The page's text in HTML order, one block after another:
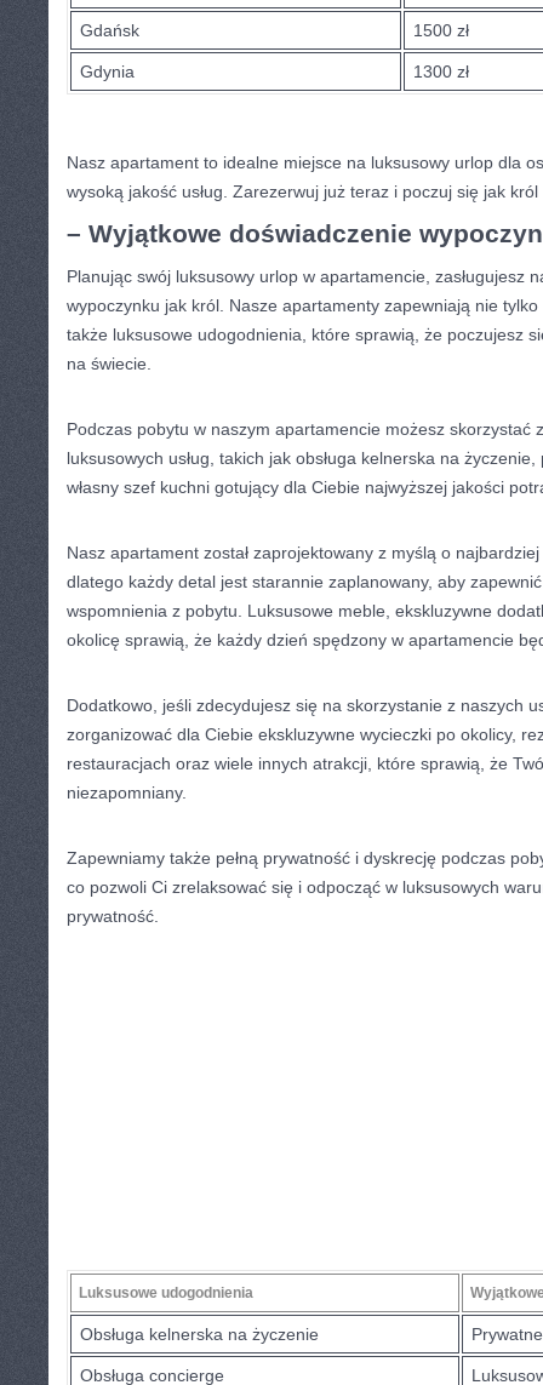
Gdańsk 1500 zł
Gdynia 1300 zł
Nasz apartament‌ to‌ idealne miejsce na​ luksusowy urlop dla
wysoką jakość usług. Zarezerwuj ⁢już ⁤teraz i poczuj się jak
– ⁣Wyjątkowe doświadczenie
Planując ⁤swój luksusowy urlop w apartamencie, zasługujesz
wypoczynku⁢ jak król. ⁤Nasze apartamenty zapewniają nie
także luksusowe⁤ udogodnienia, ⁤które sprawią, że poczujesz
‌na świecie.
Podczas pobytu‍ w naszym apartamencie możesz skorzystać
luksusowych ​usług, takich jak ⁢obsługa ⁣kelnerska na​
własny⁤ szef kuchni gotujący ‍dla Ciebie najwyższej ‌jakości
Nasz‌ apartament został zaprojektowany z myślą o
dlatego każdy⁤ detal​ jest starannie‌ zaplanowany, aby
wspomnienia z pobytu. Luksusowe meble, ekskluzywne
okolicę sprawią,​ że każdy dzień spędzony w apartamencie
Dodatkowo,​ jeśli zdecydujesz się na skorzystanie‌ z ⁤naszych
zorganizować dla Ciebie‍ ekskluzywne⁢ wycieczki po okolicy,
restauracjach ‍oraz wiele innych atrakcji, które sprawią,​ że
niezapomniany.
Zapewniamy‌ także pełną ⁤prywatność i dyskrecję podczas
‌co pozwoli Ci zrelaksować ⁤się‍ i ‍odpocząć w ​luksusowych
prywatność.
Luksusowe udogodnienia
Obsługa kelnerska na życzenie
Obsługa concierge